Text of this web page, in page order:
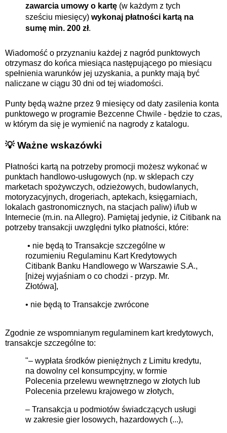
zawarcia umowy o kartę (w każdym z tych
sześciu miesięcy) wykonaj płatności kartą na
sumę min. 200 zł.
Wiadomość o przyznaniu każdej z nagród punktowych
otrzymasz do końca miesiąca następującego po miesiącu
spełnienia warunków jej uzyskania, a punkty mają być
naliczane w ciągu 30 dni od tej wiadomości.
Punty będą ważne przez 9 miesięcy od daty zasilenia konta
punktowego w programie Bezcenne Chwile - będzie to czas,
w którym da się je wymienić na nagrody z katalogu.
💡 Ważne wskazówki
Płatności kartą na potrzeby promocji możesz wykonać w
punktach handlowo-usługowych (np. w sklepach czy
marketach spożywczych, odzieżowych, budowlanych,
motoryzacyjnych, drogeriach, aptekach, księgarniach,
lokalach gastronomicznych, na stacjach paliw) i/lub w
Internecie (m.in. na Allegro). Pamiętaj jedynie, iż Citibank na
potrzeby transakcji uwzględni tylko płatności, które:
• nie będą to Transakcje szczególne w
rozumieniu Regulaminu Kart Kredytowych
Citibank Banku Handlowego w Warszawie S.A.,
[niżej wyjaśniam o co chodzi - przyp. Mr.
Złotówa],
• nie będą to Transakcje zwrócone
Zgodnie ze wspomnianym regulaminem kart kredytowych,
transakcje szczególne to:
"– wypłata środków pieniężnych z Limitu kredytu,
na dowolny cel konsumpcyjny, w formie
Polecenia przelewu wewnętrznego w złotych lub
Polecenia przelewu krajowego w złotych,
– Transakcja u podmiotów świadczących usługi
w zakresie gier losowych, hazardowych (...),